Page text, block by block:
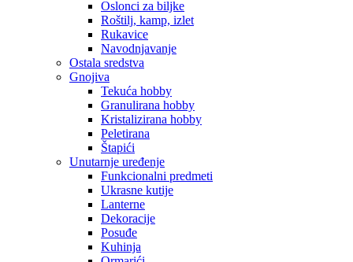
Oslonci za biljke
Roštilj, kamp, izlet
Rukavice
Navodnjavanje
Ostala sredstva
Gnojiva
Tekuća hobby
Granulirana hobby
Kristalizirana hobby
Peletirana
Štapići
Unutarnje uređenje
Funkcionalni predmeti
Ukrasne kutije
Lanterne
Dekoracije
Posuđe
Kuhinja